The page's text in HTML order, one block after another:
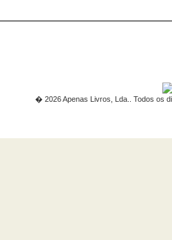
� 2026 Apenas Livros, Lda.. Todos os